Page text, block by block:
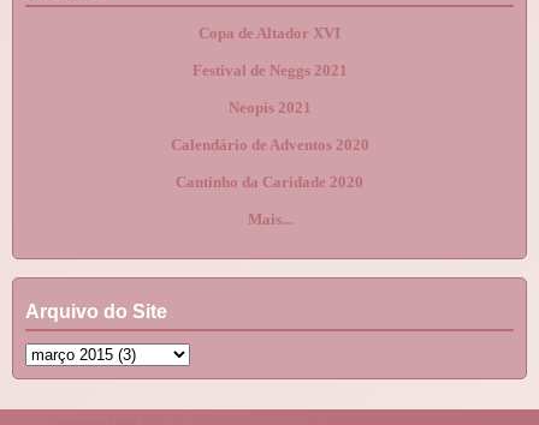
Copa de Altador XVI
Festival de Neggs 2021
Neopis 2021
Calendário de Adventos 2020
Cantinho da Caridade 2020
Mais...
Arquivo do Site